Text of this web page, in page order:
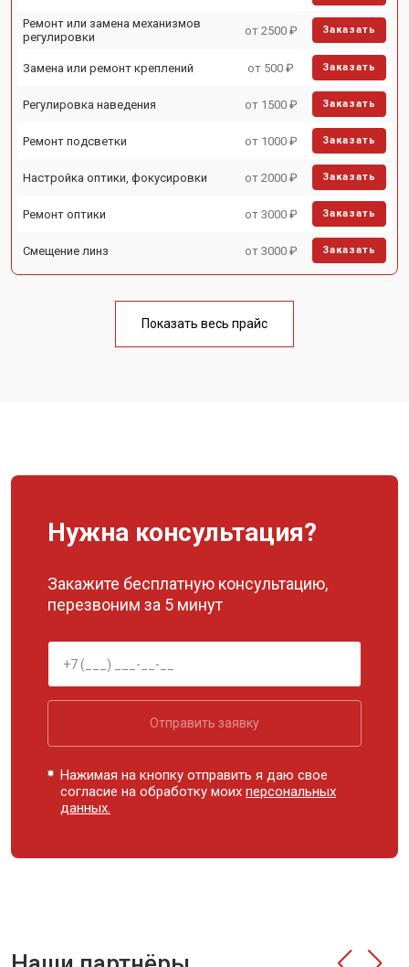
Ремонт или замена механизмов
регулировки
от 2500 ₽ Заказать
Замена или ремонт креплений от 500 ₽ Заказать
Регулировка наведения от 1500 ₽ Заказать
Ремонт подсветки от 1000 ₽ Заказать
Настройка оптики, фокусировки от 2000 ₽ Заказать
Ремонт оптики от 3000 ₽ Заказать
Смещение линз от 3000 ₽ Заказать
Показать весь прайс
Нужна консультация?
Закажите бесплатную консультацию,
перезвоним за 5 минут
Отправить заявку
Нажимая на кнопку отправить я даю свое
согласие на обработку моихперсональных
данных.